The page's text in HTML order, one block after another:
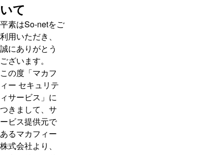
いて
平素はSo-netをご
利用いただき、
誠にありがとう
ございます。
この度「マカフ
ィー セキュリテ
ィサービス」に
つきまして、サ
ービス提供元で
あるマカフィー
株式会社より、